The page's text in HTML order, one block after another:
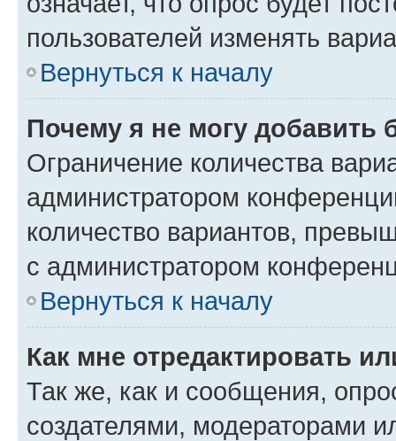
пользователей изменять
Вернуться к началу
Почему я не могу добавить
Ограничение количества
администратором
количество вариантов,
с администратором
Вернуться к началу
Как мне отредактировать
Так же, как и сообщения,
создателями, модераторами